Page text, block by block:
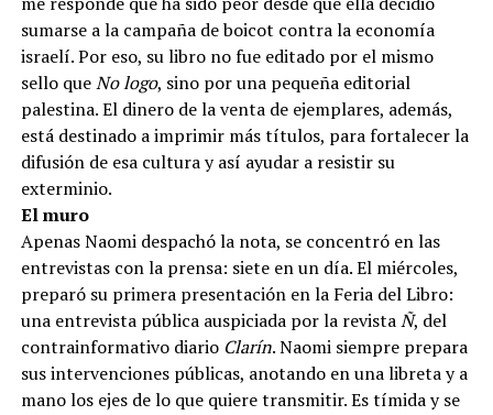
sumarse a la campaña de boicot contra la economía
israelí. Por eso, su libro no fue editado por el mismo
sello queNo logo, sino por una pequeña editorial
palestina. El dinero de la venta de ejemplares, además,
está destinado a imprimir más títulos, para fortalecer la
difusión de esa cultura y así ayudar a resistir su
exterminio.
El muro
Apenas Naomi despachó la nota, se concentró en las
entrevistas con la prensa: siete en un día. El miércoles,
preparó su primera presentación en la Feria del Libro:
una entrevista pública auspiciada por la revistaÑ, del
contrainformativo diario Clarín. Naomi siempre prepara
sus intervenciones públicas, anotando en una libreta y a
mano los ejes de lo que quiere transmitir. Es tímida y se